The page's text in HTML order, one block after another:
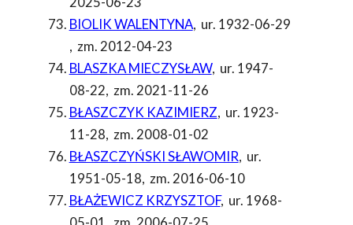
BIOLIK WALENTYNA, ur. 1932-06-29
, zm. 2012-04-23
BLASZKA MIECZYSŁAW, ur. 1947-
08-22, zm. 2021-11-26
BŁASZCZYK KAZIMIERZ, ur. 1923-
11-28, zm. 2008-01-02
BŁASZCZYŃSKI SŁAWOMIR, ur.
1951-05-18, zm. 2016-06-10
BŁAŻEWICZ KRZYSZTOF, ur. 1968-